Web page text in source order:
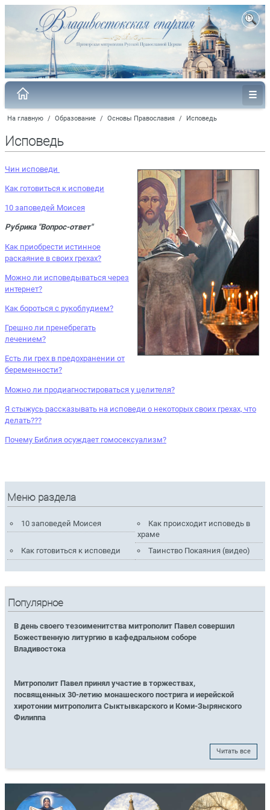
На главную / Образование / Основы Православия / Исповедь
Исповедь
Чин исповеди
Как готовиться к исповеди
10 заповедей Моисея
Рубрика "Вопрос-ответ"
Как приобрести истинное
раскаяние в своих грехах?
Можно ли исповедываться через
интернет?
Как бороться с рукоблудием?
Грешно ли пренебрегать
лечением?
Есть ли грех в предохранении от
беременности?
Можно ли продиагностироваться у целителя?
Я стыжусь рассказывать на исповеди о некоторых своих грехах, что
делать???
Почему Библия осуждает гомосексуализм?
Меню раздела
10 заповедей Моисея
Как происходит исповедь в
храме
Как готовиться к исповеди
Таинство Покаяния (видео)
Популярное
В день своего тезоименитства митрополит Павел совершил
Божественную литургию в кафедральном соборе
Владивостока
Митрополит Павел принял участие в торжествах,
посвященных 30-летию монашеского пострига и иерейской
хиротонии митрополита Сыктывкарского и Коми-Зырянского
Филиппа
Читать все